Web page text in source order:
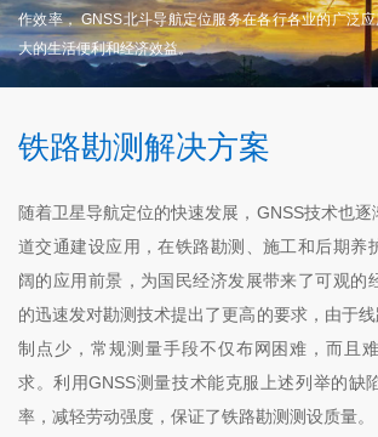
作效率， GNSS北斗导航定位服务在各行各业的广泛
大的生活便利和经济效益。
铁路勘测解决方案
随着卫星导航定位的快速发展，GNSS技术也逐
道交通建设应用，在铁路勘测、施工和后期养
阔的应用前景，为国民经济发展带来了可观的
的迅速发对勘测技术提出了更高的要求，由于
制点少，常规测量手段不仅布网困难，而且
求。利用GNSS测量技术能克服上述列举的缺
率，减轻劳动强度，保证了铁路勘测测设质量。